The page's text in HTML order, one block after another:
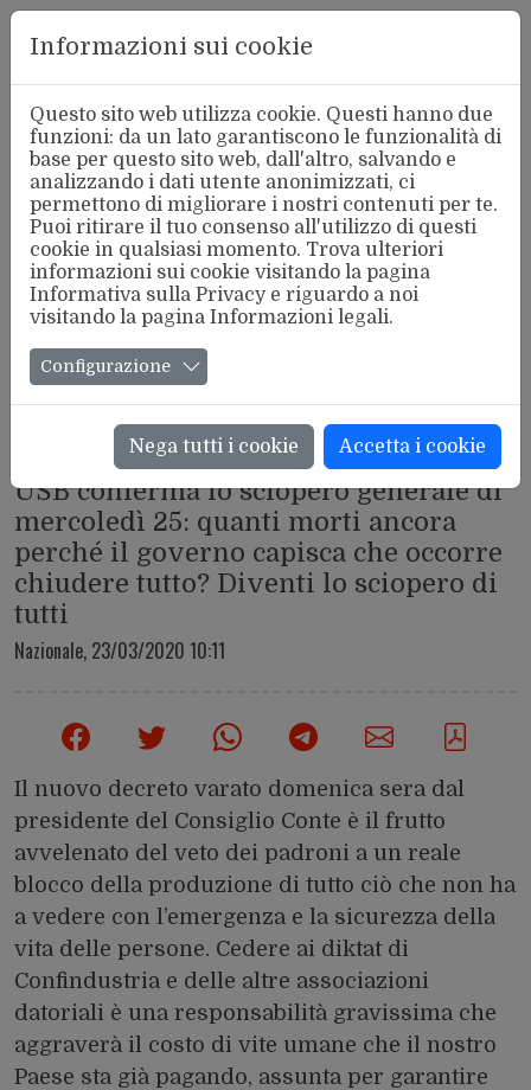
Aderente
IN PRIMO PIANO
USB conferma lo sciopero generale di
mercoledì 25: quanti morti ancora
perché il governo capisca che occorre
chiudere tutto? Diventi lo sciopero di
tutti
Nazionale, 23/03/2020 10:11
Il nuovo decreto varato domenica sera dal
presidente del Consiglio Conte è il frutto
avvelenato del veto dei padroni a un reale
blocco della produzione di tutto ciò che non ha
a vedere con l’emergenza e la sicurezza della
vita delle persone. Cedere ai diktat di
Confindustria e delle altre associazioni
datoriali è una responsabilità gravissima che
aggraverà il costo di vite umane che il nostro
Paese sta già pagando, assunta per garantire
Informazioni sui cookie
Questo sito web utilizza cookie. Questi hanno due
funzioni: da un lato garantiscono le funzionalità di
base per questo sito web, dall'altro, salvando e
analizzando i dati utente anonimizzati, ci
permettono di migliorare i nostri contenuti per te.
Puoi ritirare il tuo consenso all'utilizzo di questi
cookie in qualsiasi momento. Trova ulteriori
informazioni sui cookie visitando la pagina
Informativa sulla Privacye riguardo a noi
visitando la pagina Informazioni legali.
Configurazione
Nega tutti i cookie Accetta i cookie